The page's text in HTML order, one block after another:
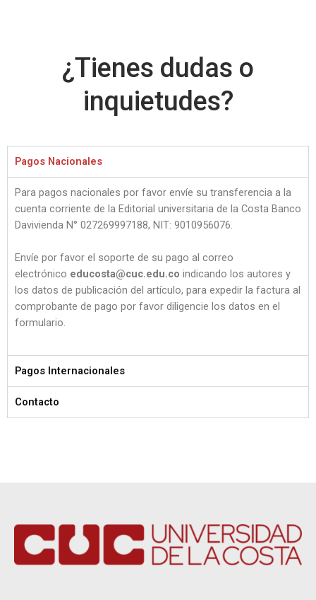
¿Tienes dudas o
inquietudes?
Pagos Nacionales
Para pagos nacionales por favor envíe su transferencia a la
cuenta corriente de la Editorial universitaria de la Costa Banco
Davivienda N° 027269997188, NIT: 9010956076.
Envíe por favor el soporte de su pago al correo
electrónico educosta@cuc.edu.co indicando los autores y
los datos de publicación del artículo, para expedir la factura al
comprobante de pago por favor diligencie los datos en el
formulario.
Pagos Internacionales
Contacto